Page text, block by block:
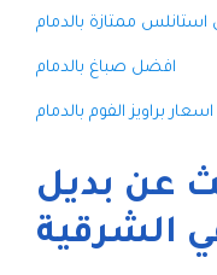
استانلس ممتازة بالدمام
افضل صباغ بالدمام
اسعار براويز الفوم بالدمام
عن بديل
الشرقية